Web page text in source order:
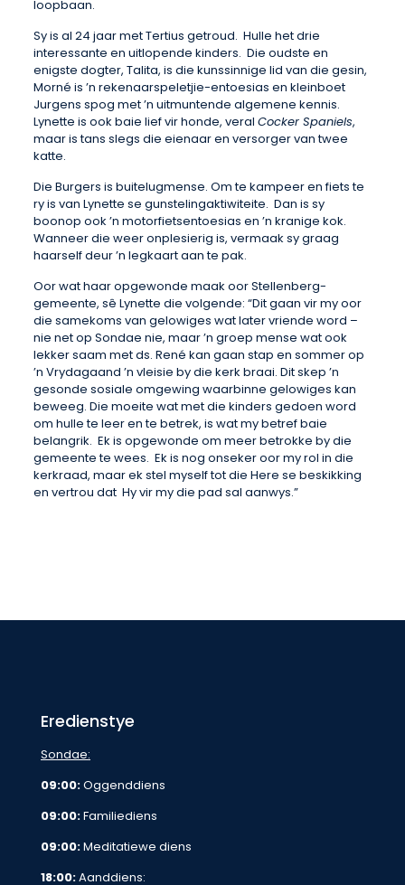
loopbaan.
Sy is al 24 jaar met Tertius getroud. Hulle het drie
interessante en uitlopende kinders. Die oudste en
enigste dogter, Talita, is die kunssinnige lid van die gesin,
Morné is ’n rekenaarspeletjie-entoesias en kleinboet
Jurgens spog met ’n uitmuntende algemene kennis.
Lynette is ook baie lief vir honde, veral Cocker Spaniels,
maar is tans slegs die eienaar en versorger van twee
katte.
Die Burgers is buitelugmense. Om te kampeer en fiets te
ry is van Lynette se gunstelingaktiwiteite. Dan is sy
boonop ook ’n motorfietsentoesias en ’n kranige kok.
Wanneer die weer onplesierig is, vermaak sy graag
haarself deur ’n legkaart aan te pak.
Oor wat haar opgewonde maak oor Stellenberg-
gemeente, sê Lynette die volgende: “Dit gaan vir my oor
die samekoms van gelowiges wat later vriende word –
nie net op Sondae nie, maar ’n groep mense wat ook
lekker saam met ds. René kan gaan stap en sommer op
’n Vrydagaand ’n vleisie by die kerk braai. Dit skep ’n
gesonde sosiale omgewing waarbinne gelowiges kan
beweeg. Die moeite wat met die kinders gedoen word
om hulle te leer en te betrek, is wat my betref baie
belangrik. Ek is opgewonde om meer betrokke by die
gemeente te wees. Ek is nog onseker oor my rol in die
kerkraad, maar ek stel myself tot die Here se beskikking
en vertrou dat Hy vir my die pad sal aanwys.”
Eredienstye
Sondae:
09:00:Oggenddiens
09:00:Familiediens
09:00:Meditatiewe diens
18:00:Aanddiens: